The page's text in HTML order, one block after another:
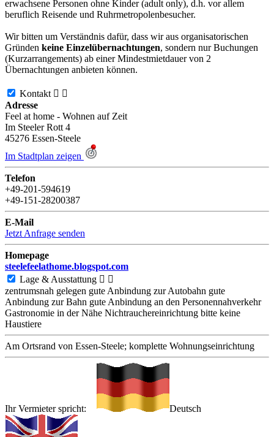
erwachsene Personen ohne Kinder (adult only), d.h. vor allem
beruflich Reisende und Ruhrmetropolenbesucher.
Wir bitten um Verständnis dafür, dass wir aus organisatorischen
Gründen keine Einzelübernachtungen, sondern nur Buchungen
(Kurzarrangements) ab einer Mindestmietdauer von 2
Übernachtungen anbieten können.
Kontakt  
Adresse
Feel at home - Wohnen auf Zeit
Im Steeler Rott 4
45276 Essen-Steele
Im Stadtplan zeigen
Telefon
+49-201-594619
+49-151-28200387
E-Mail
Jetzt Anfrage senden
Homepage
steelefeelathome.blogspot.com
Lage & Ausstattung  
zentrumsnah gelegen gute Anbindung zur Autobahn gute
Anbindung zur Bahn gute Anbindung an den Personennahverkehr
Gastronomie in der Nähe Nichtrauchereinrichtung bitte keine
Haustiere
Am Ortsrand von Essen-Steele; komplette Wohnungseinrichtung
Ihr Vermieter spricht: Deutsch